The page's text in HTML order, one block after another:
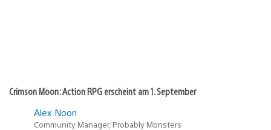
Crimson Moon: Action RPG erscheint am 1. September
Alex Noon
Community Manager, Probably Monsters